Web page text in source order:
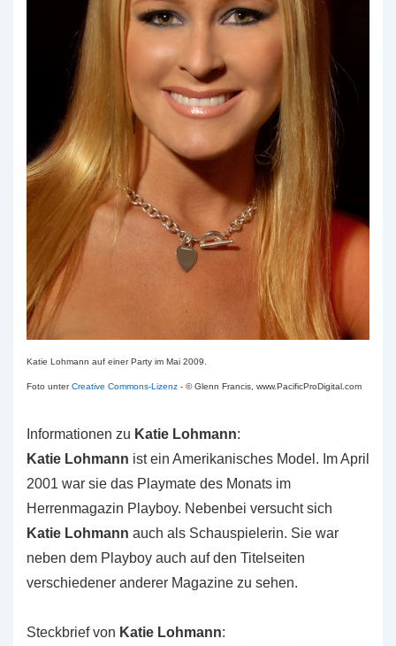
Katie Lohmann auf einer Party im Mai 2009.
Foto unterCreative Commons-Lizenz - © Glenn Francis, www.PacificProDigital.com
Informationen zu Katie Lohmann:
Katie Lohmann ist ein Amerikanisches Model. Im April
2001 war sie das Playmate des Monats im
Herrenmagazin Playboy. Nebenbei versucht sich
Katie Lohmann auch als Schauspielerin. Sie war
neben dem Playboy auch auf den Titelseiten
verschiedener anderer Magazine zu sehen.
Steckbrief von Katie Lohmann: